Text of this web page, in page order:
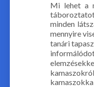
Mi lehet a
minden
mennyire
tanári